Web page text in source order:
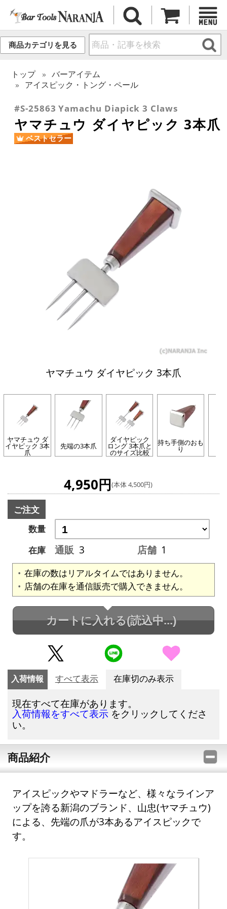
商品カテゴリを見る
トップ
バーアイテム
アイスピック・トング・ペール
#S-25863 Yamachu Diapick 3 Claws
ヤマチュウ ダイヤピック 3本爪
ベストセラー
ヤマチュウ ダイヤピック 3本爪
ヤマチュウ ダ
イヤピック 3本
爪
先端の3本爪
ダイヤピック
ロング 3本爪と
のサイズ比較
持ち手側のおも
り
4,950円(本体 4,500円)
ご注文
数量
在庫
通販 3 店舗 1
在庫の数はリアルタイムではありません。
店舗の在庫を通信販売で購入できません。
カートに入れる(読込中...)
入荷情報 すべて表示 在庫切のみ表示
現在すべて在庫があります。
入荷情報をすべて表示 をクリックしてくださ
い。
商品紹介
アイスピックやマドラーなど、様々なラインア
ップを誇る新潟のブランド、山忠(ヤマチュウ)
による、先端の爪が3本あるアイスピックで
す。